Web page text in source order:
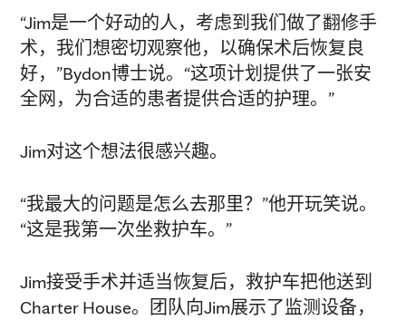
“Jim是一个好动的人，考虑到我们做了翻修手
术，我们想密切观察他，以确保术后恢复良
好，”Bydon博士说。“这项计划提供了一张安
全网，为合适的患者提供合适的护理。”
Jim对这个想法很感兴趣。
“我最大的问题是怎么去那里？”他开玩笑说。
“这是我第一次坐救护车。”
Jim接受手术并适当恢复后，救护车把他送到
Charter House。团队向Jim展示了监测设备，